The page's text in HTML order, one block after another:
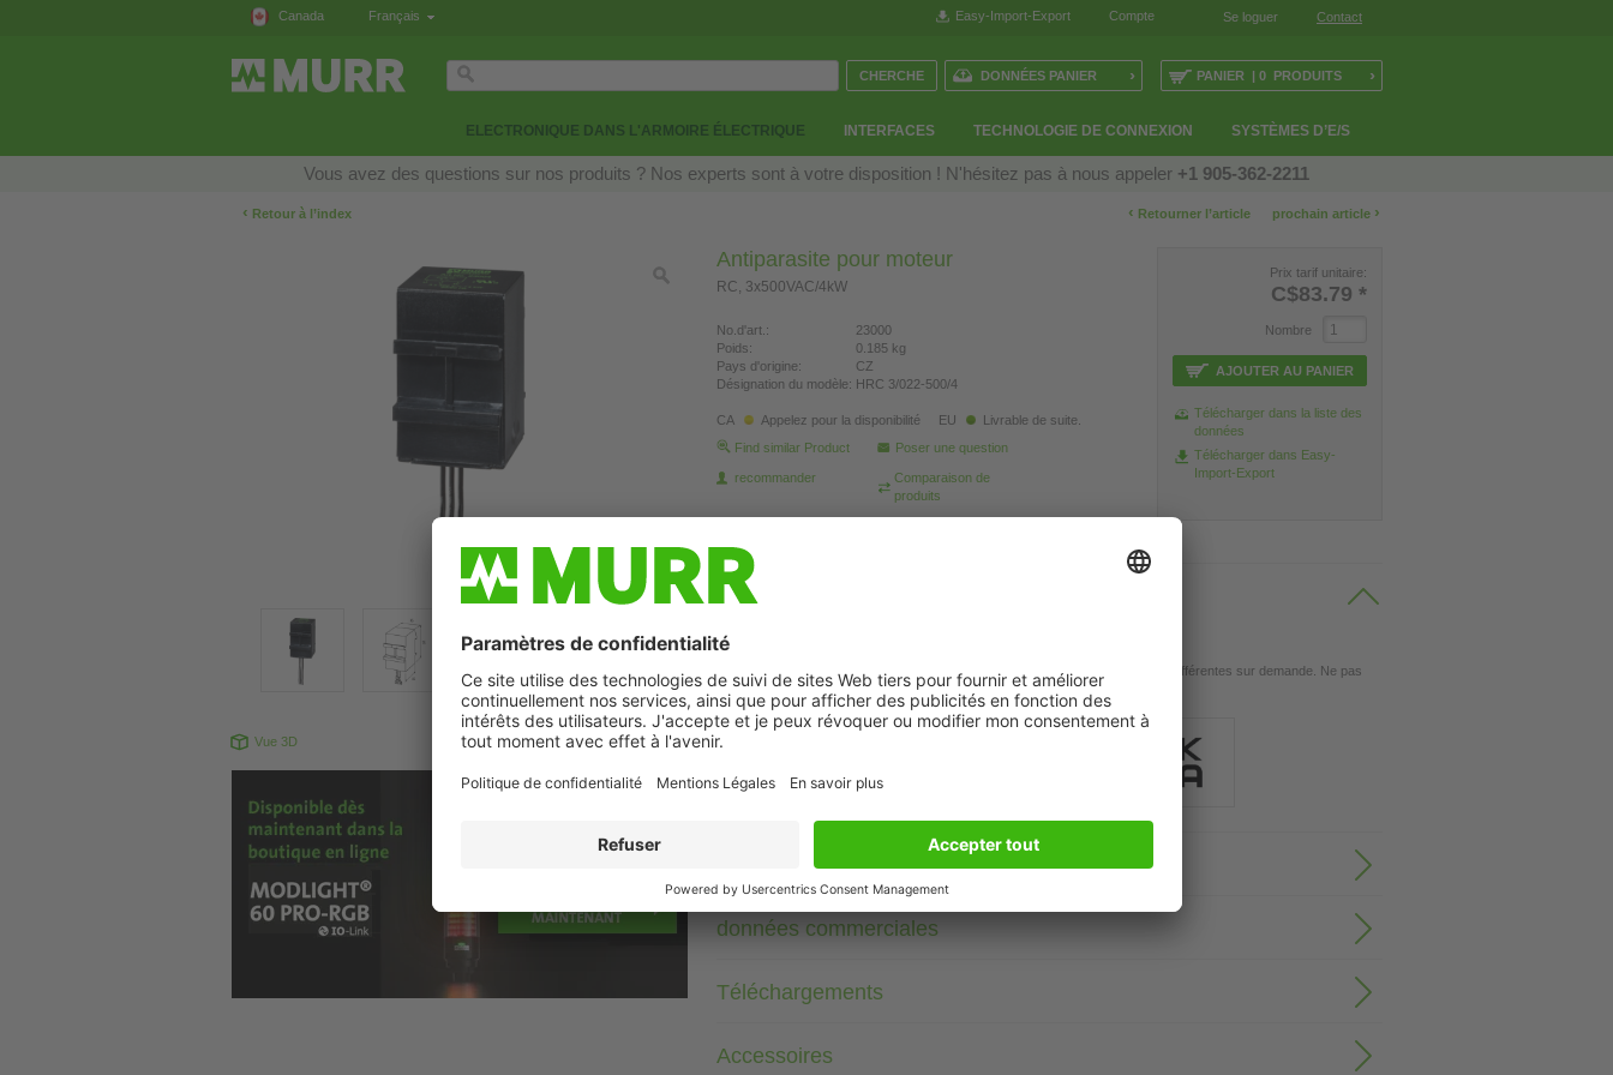
Canada Français Se loguer Contact
Compte
Easy-Import-Export
ELECTRONIQUE DANS L'ARMOIRE ÉLECTRIQUE INTERFACES TECHNOLOGIE DE CONNEXION SYSTÈMES D’E/S
PANIER | 0 PRODUITS ›
DONNÉES PANIER ›
Vous avez des questions sur nos produits ? Nos experts sont à votre disposition ! N'hésitez pas à nous appeler +1 905-362-2211
‹ Retour à l’index prochain article ›
‹ Retourner l’article
Vue 3D Photo non contractuelle
Antiparasite pour moteur
RC, 3x500VAC/4kW
No.d'art.:
23000
Poids:
0.185 kg
Pays d'origine:
CZ
Désignation du modèle: HRC 3/022-500/4
CA Appelez pour la disponibilité EU
Livrable de suite.
Find similar Product
Poser une question
recommander
Comparaison de
produits
Prix tarif unitaire:
C$83.79 *
Nombre
AJOUTER AU PANIER
Télécharger dans la liste des
données
Télécharger dans Easy-
Import-Export
Description
3× 500 V AC +10%
RC
Modules d’antiparasitage pour tensions, fréquences ou puissances de moteur différentes sur demande. Ne pas
utiliser de réseaux RC sur le moteur avec le convertisseur de fréquence.
Données techniques
données commerciales
Téléchargements
Accessoires